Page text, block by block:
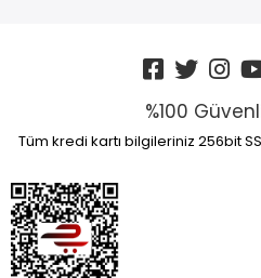
%100
Tüm kredi kartı bilgileriniz 256bit